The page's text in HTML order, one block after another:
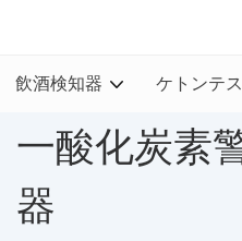
飲酒検知器 ケトンテ
一酸化炭素
器